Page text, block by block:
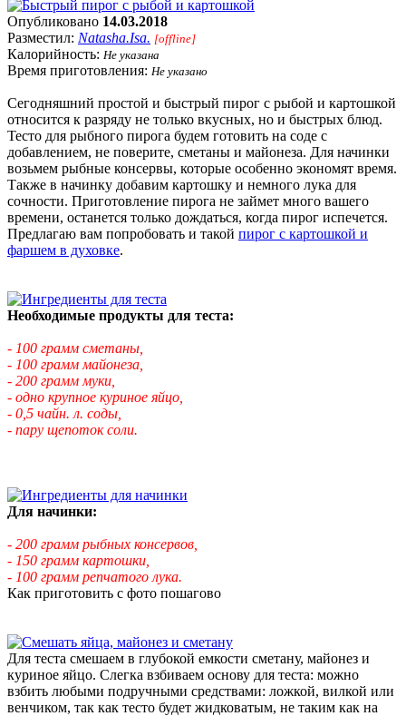
Опубликовано 14.03.2018
Разместил: Natasha.Isa. [offline]
Калорийность: Не указана
Время приготовления: Не указано
Сегодняшний простой и быстрый пирог с рыбой и картошкой
относится к разряду не только вкусных, но и быстрых блюд.
Тесто для рыбного пирога будем готовить на соде с
добавлением, не поверите, сметаны и майонеза. Для начинки
возьмем рыбные консервы, которые особенно экономят время.
Также в начинку добавим картошку и немного лука для
сочности. Приготовление пирога не займет много вашего
времени, останется только дождаться, когда пирог испечется.
Предлагаю вам попробовать и такой пирог с картошкой и
фаршем в духовке.
Необходимые продукты для теста:
- 100 грамм сметаны,
- 100 грамм майонеза,
- 200 грамм муки,
- одно крупное куриное яйцо,
- 0,5 чайн. л. соды,
- пару щепоток соли.
Для начинки:
- 200 грамм рыбных консервов,
- 150 грамм картошки,
- 100 грамм репчатого лука.
Как приготовить с фото пошагово
Для теста смешаем в глубокой емкости сметану, майонез и
куриное яйцо. Слегка взбиваем основу для теста: можно
взбить любыми подручными средствами: ложкой, вилкой или
венчиком, так как тесто будет жидковатым, не таким как на